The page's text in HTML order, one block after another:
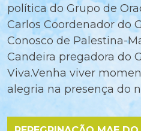
política do Grupo de
Carlos Coordenador do
Conosco de Palestina-
Candeira pregadora do
Viva.Venha viver
alegria na presença do